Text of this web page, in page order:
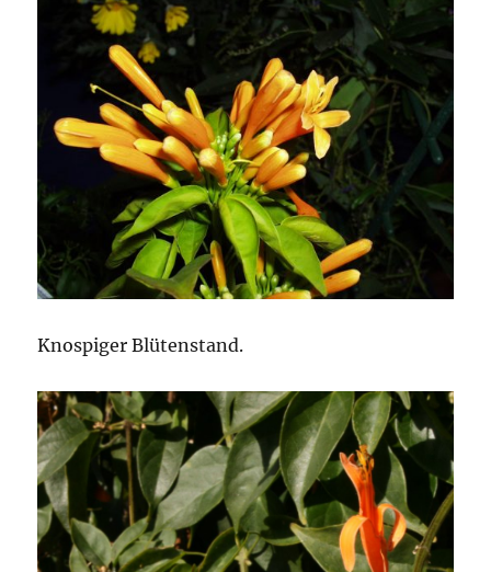
Knospiger Blütenstand.